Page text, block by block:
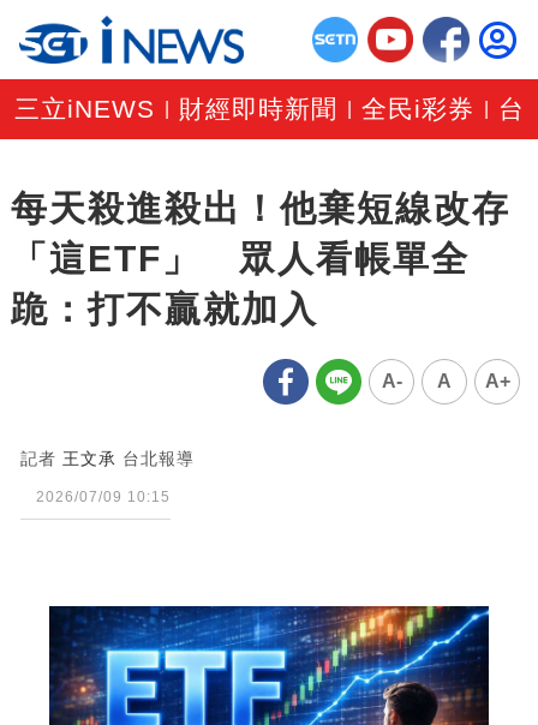
三立iNEWS 財經即時新聞 |全民i彩券 台
每天殺進殺出！他棄短線改存
「這ETF」 眾人看帳單全
跪：打不贏就加入
A- A A+
記者 王文承 台北報導
2026/07/09 10:15